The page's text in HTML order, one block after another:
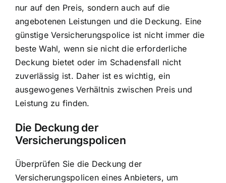
nur auf den Preis, sondern auch auf die
angebotenen Leistungen und die Deckung. Eine
günstige Versicherungspolice ist nicht immer die
beste Wahl, wenn sie nicht die erforderliche
Deckung bietet oder im Schadensfall nicht
zuverlässig ist. Daher ist es wichtig, ein
ausgewogenes Verhältnis zwischen Preis und
Leistung zu finden.
Die Deckung der
Versicherungspolicen
Überprüfen Sie die Deckung der
Versicherungspolicen eines Anbieters, um